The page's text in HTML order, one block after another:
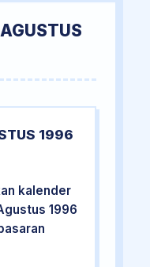
1996
kalender
1996